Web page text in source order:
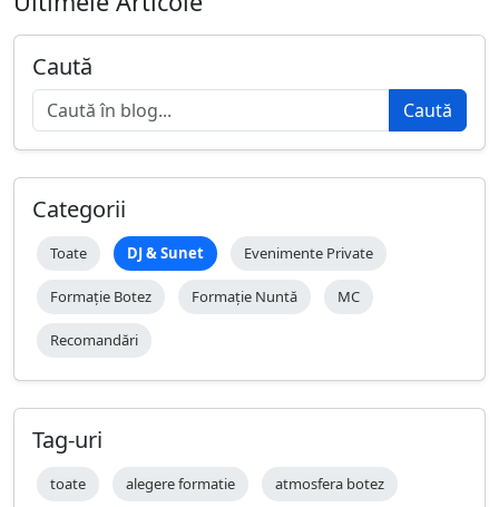
Caută
Caută
Categorii
Toate DJ & Sunet Evenimente Private
Formație Botez Formație Nuntă MC
Recomandări
Tag-uri
toate alegere formatie atmosfera botez